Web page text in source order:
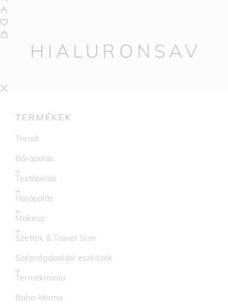
HIALURONSAV
TERMÉKEK
Trendi
Bőrápolás
Testápolás
Hajápolás
Makeup
Szettek & Travel Size
Szépségápolási eszközök
Termékminta
Baba-Mama